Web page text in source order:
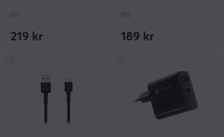
(0)
219 kr
(0)
189 kr